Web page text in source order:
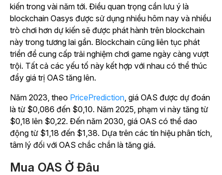
kiến trong vài năm tới. Điều quan trọng cần lưu ý là
blockchain Oasys được sử dụng nhiều hôm nay và nhiều
trò chơi hơn dự kiến sẽ được phát hành trên blockchain
này trong tương lai gần. Blockchain cũng liên tục phát
triển để cung cấp trải nghiệm chơi game ngày càng vượt
trội. Tất cả các yếu tố này kết hợp với nhau có thể thúc
đẩy giá trị OAS tăng lên.
Năm 2023, theo PricePrediction, giá OAS được dự đoán
là từ $0,086 đến $0,10. Năm 2025, phạm vi này tăng từ
$0,18 lên $0,22. Đến năm 2030, giá OAS có thể dao
động từ $1,18 đến $1,38. Dựa trên các tín hiệu phân tích,
tâm lý đối với OAS chắc chắn là tăng giá.
Mua OAS Ở Đâu